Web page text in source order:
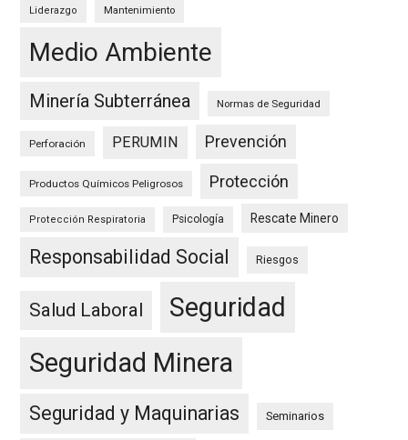
Liderazgo Mantenimiento
Medio Ambiente
Minería Subterránea Normas de Seguridad
Perforación PERUMIN Prevención
Productos Químicos Peligrosos Protección
Protección Respiratoria Psicología Rescate Minero
Responsabilidad Social Riesgos
Salud Laboral
Seguridad
Seguridad Minera
Seguridad y Maquinarias Seminarios